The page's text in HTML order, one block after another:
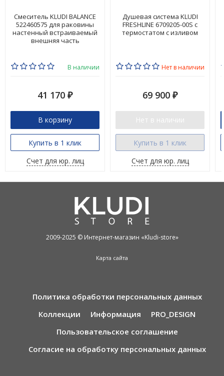
Смеситель KLUDI BALANCE
522460575 для раковины
настенный встраиваемый
внешняя часть
В наличии
41 170 ₽
В корзину
Купить в 1 клик
Счет для юр. лиц
Душевая система KLUDI
FRESHLINE 6709205-00S с
термостатом с изливом
Нет в наличии
69 900 ₽
Нет в наличии
Купить в 1 клик
Счет для юр. лиц
2009-2025 © Интернет-магазин «Kludi-store»
Карта сайта
Политика обработки персональных данных
Коллекции
Информация
PRO_DESIGN
Пользовательское соглашение
Согласие на обработку персональных данных